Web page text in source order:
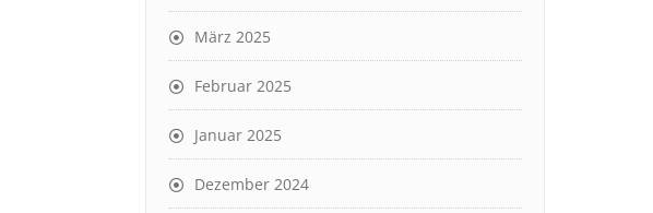
März 2025
Februar 2025
Januar 2025
Dezember 2024